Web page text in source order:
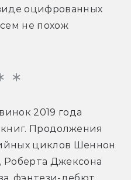
оцифрованных
не похож
2019 года
Продолжения
циклов Шеннон
Джексона